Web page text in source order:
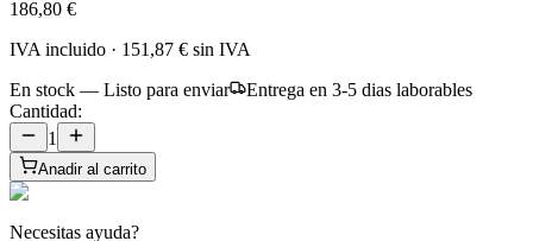
186,80 €
IVA incluido · 151,87 € sin IVA
En stock — Listo para enviar
Entrega en 3-5 dias laborables
Cantidad:
1
Anadir al carrito
Necesitas ayuda?